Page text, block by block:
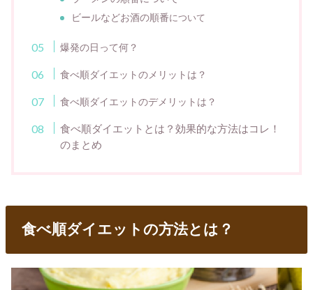
ビールなどお酒の順番について
爆発の日って何？
食べ順ダイエットのメリットは？
食べ順ダイエットのデメリットは？
食べ順ダイエットとは？効果的な方法はコレ！
のまとめ
食べ順ダイエットの方法とは？